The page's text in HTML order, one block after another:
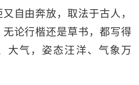
自由奔放，取法于古人，
论行楷还是草书，都写得
大气，姿态汪洋、气象万